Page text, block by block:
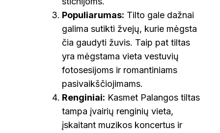
Populiarumas: Tilto gale dažnai
galima sutikti žvejų, kurie mėgsta
čia gaudyti žuvis. Taip pat tiltas
yra mėgstama vieta vestuvių
fotosesijoms ir romantiniams
pasivaikščiojimams.
Renginiai: Kasmet Palangos tiltas
tampa įvairių renginių vieta,
įskaitant muzikos koncertus ir